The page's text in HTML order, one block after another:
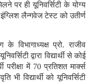
पर ही यूनिवर्सिटी के योग्य
इंग्लिश लैन्गवेज टेस्ट को उतीर्ण
विभागाध्यक्ष प्रो. राजीव
द्वारा विद्यार्थी से कोई
परीक्षा में 70 प्रतिशत मार्क्स
भी विद्यार्थी को यूनिवर्सिटी